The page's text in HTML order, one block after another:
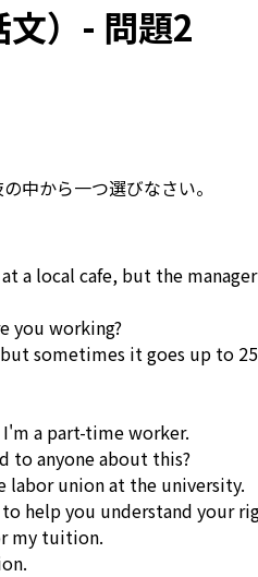
）- 問題2
中から一つ選びなさい。
a local cafe, but the
you working?
sometimes it goes up to
a part-time worker.
to anyone about this?
union at the university.
help you understand your
my tuition.